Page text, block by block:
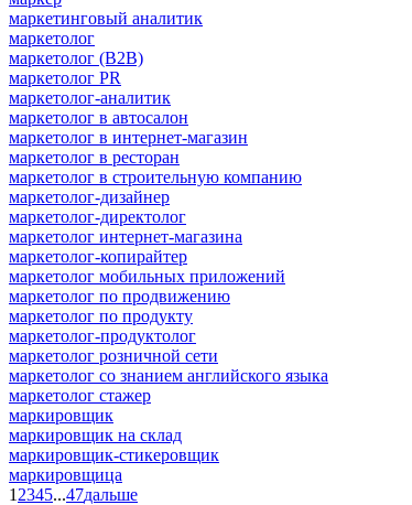
маркетинговый аналитик
маркетолог
маркетолог (B2B)
маркетолог PR
маркетолог-аналитик
маркетолог в автосалон
маркетолог в интернет-магазин
маркетолог в ресторан
маркетолог в строительную компанию
маркетолог-дизайнер
маркетолог-директолог
маркетолог интернет-магазина
маркетолог-копирайтер
маркетолог мобильных приложений
маркетолог по продвижению
маркетолог по продукту
маркетолог-продуктолог
маркетолог розничной сети
маркетолог со знанием английского языка
маркетолог стажер
маркировщик
маркировщик на склад
маркировщик-стикеровщик
маркировщица
1 2345...47дальше